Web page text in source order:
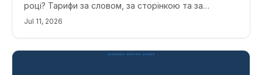
році? Тарифи за словом, за сторінкою та за
послугою — з розбивкою, а також де ШІ змінює
Jul 11, 2026